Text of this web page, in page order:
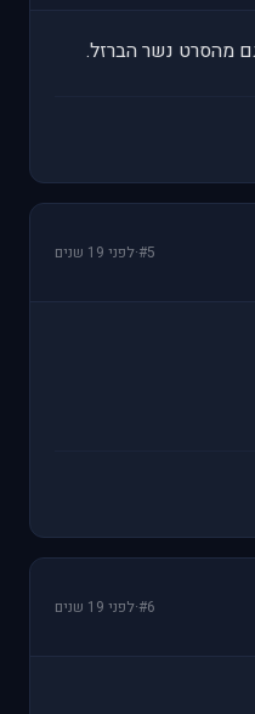
מהסרט נשר הברזל.
#5
·לפני 19 שנים
#6
·לפני 19 שנים